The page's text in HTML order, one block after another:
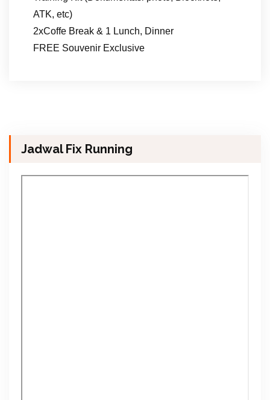
ATK, etc)
2xCoffe Break & 1 Lunch, Dinner
FREE Souvenir Exclusive
Jadwal Fix Running